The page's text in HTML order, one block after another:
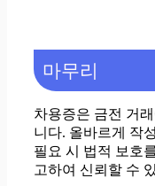
마무리
차용증은 금전 거
니다. 올바르게 작
필요 시 법적 보호
고하여 신뢰할 수